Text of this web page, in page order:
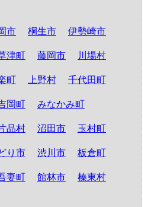
市 桐生市 伊勢崎市
津町 藤岡市 川場村
町 上野村 千代田町
岡町 みなかみ町
品村 沼田市 玉村町
り市 渋川市 板倉町
妻町 館林市 榛東村